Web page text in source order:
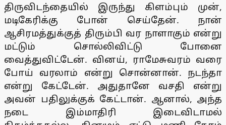
திருவிடந்தையில் இருந்து கிளம்பும் முன்,
மடிகேரிக்கு போன் செய்தேன். நான்
ஆசிரமத்துக்குத் திரும்பி வர நாளாகும் என்று
மட்டும் சொல்லிவிட்டு போனை
வைத்துவிட்டேன். வினய், ராமேசுவரம் வரை
போய் வரலாம் என்று சொன்னான். நடந்தா
என்று கேட்டேன். அதுதானே வசதி என்று
அவன் பதிலுக்குக் கேட்டான். ஆனால், அந்த
நடை இம்மாதிரி இடைவிடாமல்